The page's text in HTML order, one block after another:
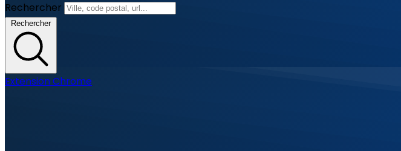
Rechercher
Rechercher
Extension Chrome